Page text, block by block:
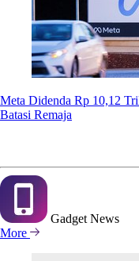
Meta Didenda Rp 10,12
Batasi Remaja
GadgetNews
More